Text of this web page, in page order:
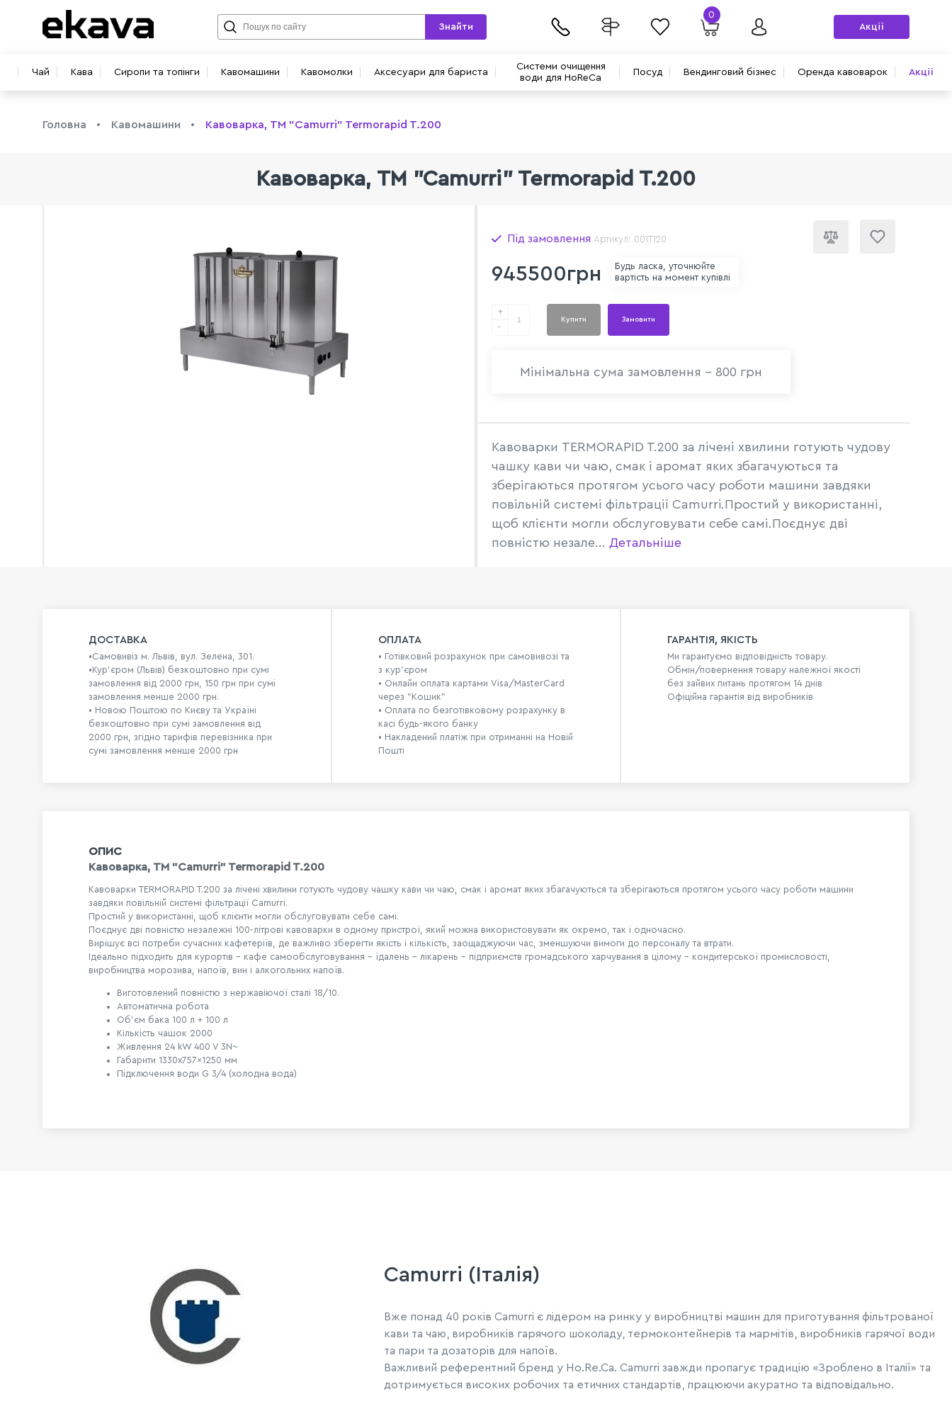
Чай Кава Сиропи та топінги Кавомашини Кавомолки Аксесуари для бариста
Системи очищення
води для HoReCa
Посуд Вендинговий бізнес Оренда кавоварок Акції
Знайти
0
Акції
Головна Кавомашини Кавоварка, TM "Camurri" Termorapid T.200
Кавоварка, TM "Camurri" Termorapid T.200
Під замовлення Артикул: 001T120
945500грн
Будь ласка, уточнюйте
вартість на момент купівлі
+
-
Купити Замовити
Мінімальна сума замовлення - 800 грн
Кавоварки TERMORAPID T.200 за лічені хвилини готують чудову
чашку кави чи чаю, смак і аромат яких збагачуються та
зберігаються протягом усього часу роботи машини завдяки
повільній системі фільтрації Camurri.Простий у використанні,
щоб клієнти могли обслуговувати себе самі.Поєднує дві
повністю незале... Детальніше
ДОСТАВКА
•Самовивіз м. Львів, вул. Зелена, 301.
•Кур'єром (Львів) безкоштовно при сумі
замовлення від 2000 грн, 150 грн при сумі
замовлення менше 2000 грн.
• Новою Поштою по Києву та Україні
безкоштовно при сумі замовлення від
2000 грн, згідно тарифів перевізника при
сумі замовлення менше 2000 грн
ОПЛАТА
• Готівковий розрахунок при самовивозі та
з кур’єром
• Онлайн оплата картами Visa/MasterCard
через "Кошик"
• Оплата по безготівковому розрахунку в
касі будь-якого банку
• Накладений платіж при отриманні на Новій
Пошті
ГАРАНТІЯ, ЯКІСТЬ
Ми гарантуємо відповідність товару.
Обмін/повернення товару належної якості
без зайвих питань протягом 14 днів
Офіційна гарантія від виробників
ОПИС
Кавоварка, TM "Camurri" Termorapid T.200
Кавоварки TERMORAPID T.200 за лічені хвилини готують чудову чашку кави чи чаю, смак і аромат яких збагачуються та зберігаються протягом усього часу роботи машини
завдяки повільній системі фільтрації Camurri.
Простий у використанні, щоб клієнти могли обслуговувати себе самі.
Поєднує дві повністю незалежні 100-літрові кавоварки в одному пристрої, який можна використовувати як окремо, так і одночасно.
Вирішує всі потреби сучасних кафетеріїв, де важливо зберегти якість і кількість, заощаджуючи час, зменшуючи вимоги до персоналу та втрати.
Ідеально підходить для курортів – кафе самообслуговування – їдалень – лікарень – підприємств громадського харчування в цілому – кондитерської промисловості,
виробництва морозива, напоїв, вин і алкогольних напоїв.
Виготовлений повністю з нержавіючої сталі 18/10.
Автоматична робота
Об'єм бака 100 л + 100 л
Кількість чашок 2000
Живлення 24kW 400 V 3N~
Габарити 1330x757x1250 мм
Підключення води G 3/4 (холодна вода)
Camurri (Італія)
Вже понад 40 років Camurri є лідером на ринку у виробництві машин для приготування фільтрованої
кави та чаю, виробників гарячого шоколаду, термоконтейнерів та мармітів, виробників гарячої води
та пари та дозаторів для напоїв.
Важливий референтний бренд у Ho.Re.Ca. Camurri завжди пропагує традицію «Зроблено в Італії» та
дотримується високих робочих та етичних стандартів, працюючи акуратно та відповідально.